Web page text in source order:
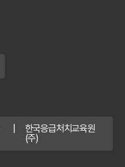
한국응급처치교육원
(주)